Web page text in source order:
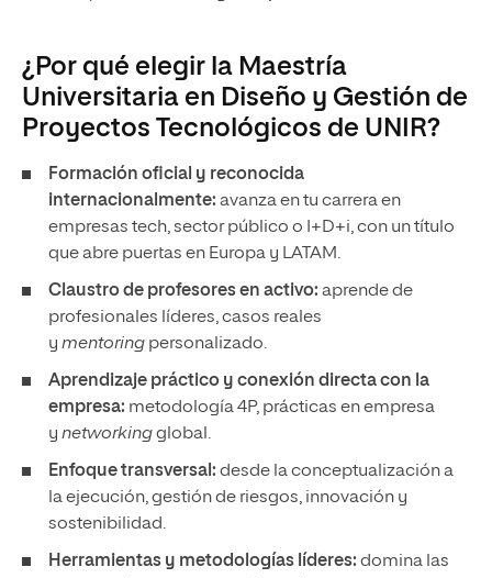
¿Por qué elegir la Maestría
Universitaria en Diseño y Gestión de
Proyectos Tecnológicos de UNIR?
Formación oficial y reconocida
internacionalmente: avanza en tu carrera en
empresas tech, sector público o I+D+i, con un título
que abre puertas en Europa y LATAM.
Claustro de profesores en activo: aprende de
profesionales líderes, casos reales
y mentoring personalizado.
Aprendizaje práctico y conexión directa con la
empresa: metodología 4P, prácticas en empresa
y networkingglobal.
Enfoque transversal: desde la conceptualización a
la ejecución, gestión de riesgos, innovación y
sostenibilidad.
Herramientas y metodologías líderes: domina las